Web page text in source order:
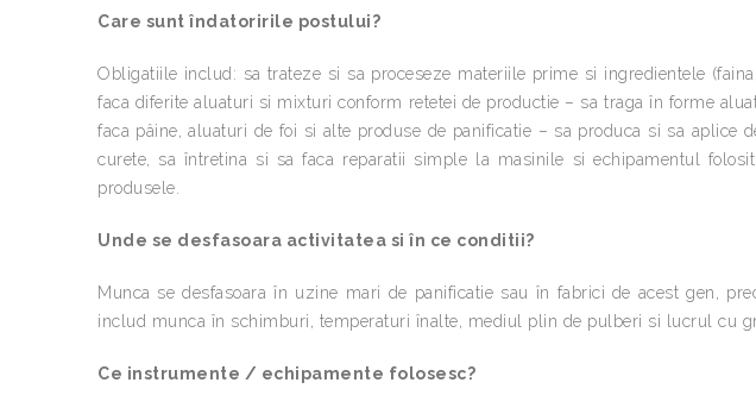
Care sunt îndatoririle postului?
Obligatiile includ: sa trateze si sa proceseze materiile prime si ingredientele
faca diferite aluaturi si mixturi conform retetei de productie – sa traga în forme
faca pâine, aluaturi de foi si alte produse de panificatie – sa produca si sa aplice
curete, sa întretina si sa faca reparatii simple la masinile si echipamentul
produsele.
Unde se desfasoara activitatea si în ce conditii?
Munca se desfasoara în uzine mari de panificatie sau în fabrici de acest gen,
includ munca în schimburi, temperaturi înalte, mediul plin de pulberi si lucrul cu
Ce instrumente / echipamente folosesc?